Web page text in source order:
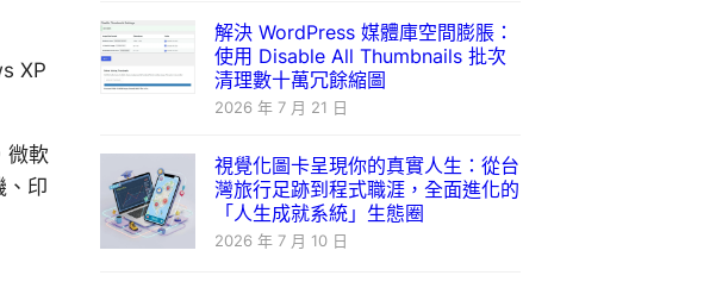
XP
微軟
、印
解決 WordPress 媒體庫空間膨脹：
使用 Disable All Thumbnails 批次
清理數十萬冗餘縮圖
2026 年 7 月 21 日
視覺化圖卡呈現你的真實人生：從台
灣旅行足跡到程式職涯，全面進化的
「人生成就系統」生態圈
2026 年 7 月 10 日